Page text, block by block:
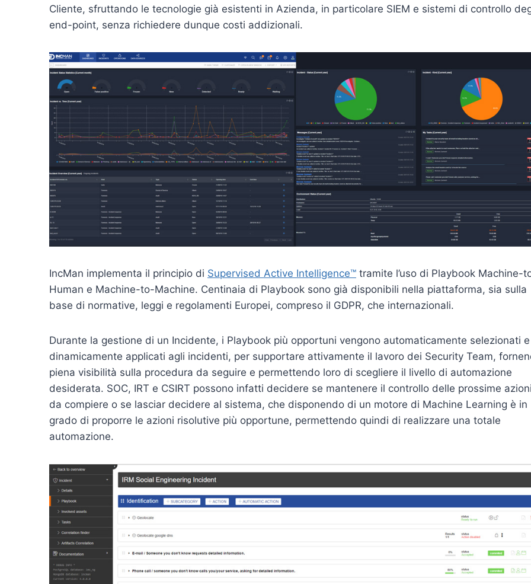
Cliente, sfruttando le tecnologie già esistenti in Azienda, in particolare SIEM e sistemi di controllo
end-point, senza richiedere dunque costi addizionali.
IncMan implementa il principio di Supervised Active Intelligence™ tramite l’uso di Playbook Machine-
Human e Machine-to-Machine. Centinaia di Playbook sono già disponibili nella piattaforma, sia sulla
base di normative, leggi e regolamenti Europei, compreso il GDPR, che internazionali.
Durante la gestione di un Incidente, i Playbook più opportuni vengono automaticamente selezionati e
dinamicamente applicati agli incidenti, per supportare attivamente il lavoro dei Security Team,
piena visibilità sulla procedura da seguire e permettendo loro di scegliere il livello di automazione
desiderata. SOC, IRT e CSIRT possono infatti decidere se mantenere il controllo delle prossime
da compiere o se lasciar decidere al sistema, che disponendo di un motore di Machine Learning è in
grado di proporre le azioni risolutive più opportune, permettendo quindi di realizzare una totale
automazione.